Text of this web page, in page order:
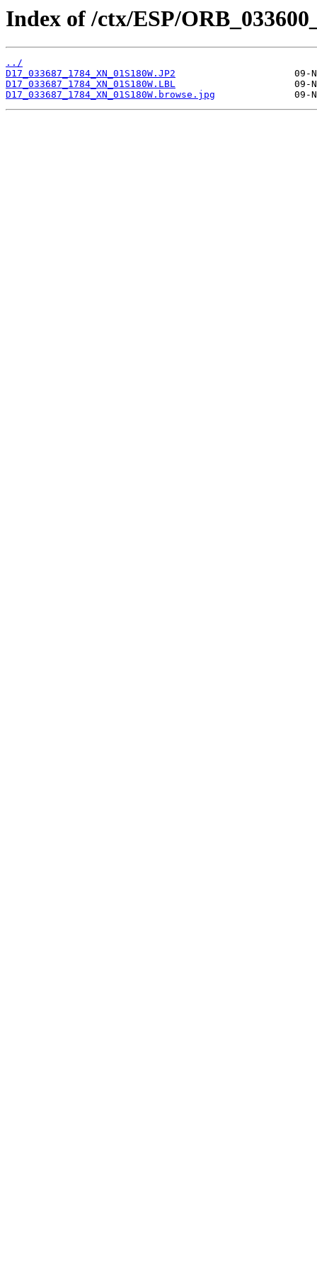
Index of /ctx/ESP/
../
D17_033687_1784_XN_01S180W.JP2
D17_033687_1784_XN_01S180W.LBL
D17_033687_1784_XN_01S180W.browse.jpg